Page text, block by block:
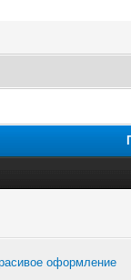
оформление